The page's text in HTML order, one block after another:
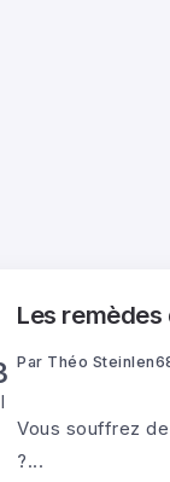
Les
Par Théo Steinlen
Vous souffrez
?...